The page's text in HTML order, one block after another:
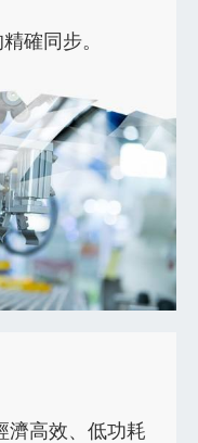
確同步。
濟高效、低功耗